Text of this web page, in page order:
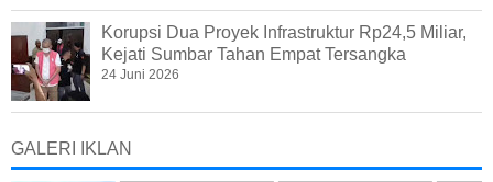
Korupsi Dua Proyek Infrastruktur Rp24,5 Miliar,
Kejati Sumbar Tahan Empat Tersangka
24 Juni 2026
GALERI IKLAN